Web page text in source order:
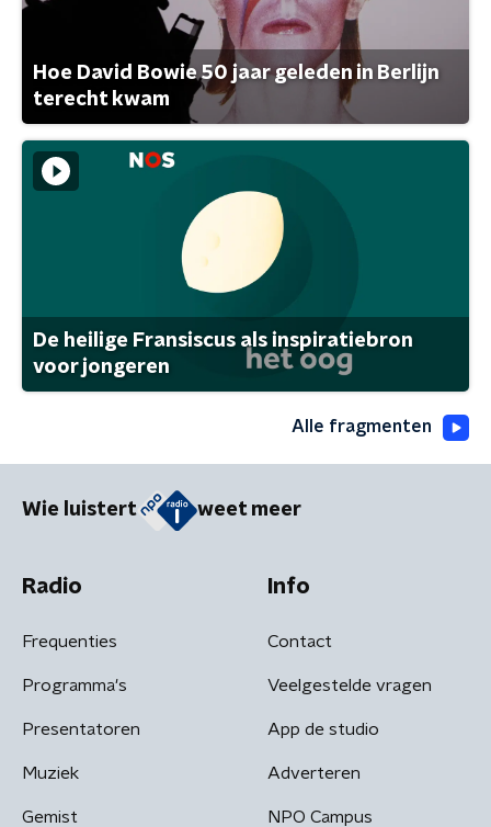
Hoe David Bowie 50 jaar geleden in Berlijn
terecht kwam
De heilige Fransiscus als inspiratiebron
voor jongeren
Alle fragmenten
Wie luistert weet meer
Radio
Frequenties
Programma's
Presentatoren
Muziek
Gemist
Info
Contact
Veelgestelde vragen
App de studio
Adverteren
NPO Campus